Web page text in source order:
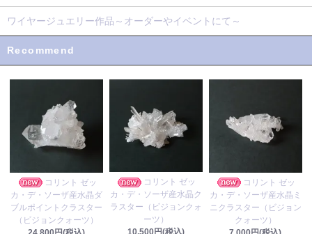
ワイヤージュエリー作品～オーダーやイベントにて～
Recommend
コリント ゼッ
カ・デ・ソーザ産水晶ダ
ブルポイントクラスター
（ビジョンクォーツ）
コリント ゼッ
カ・デ・ソーザ産水晶ク
ラスター（ビジョンクォ
ーツ）
10,500円(税込)
コリント ゼッ
カ・デ・ソーザ産水晶ミ
ニクラスター（ビジョン
クォーツ）